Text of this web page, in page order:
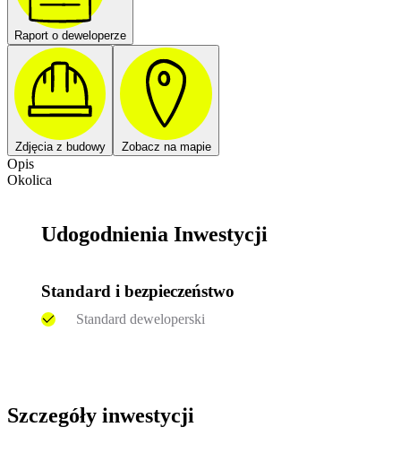
Raport o deweloperze
Zdjęcia z budowy Zobacz na mapie
Opis
Okolica
Udogodnienia Inwestycji
Standard i bezpieczeństwo
Standard deweloperski
Szczegóły inwestycji